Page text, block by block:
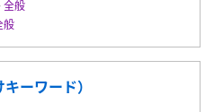
全般
般
ーワード）